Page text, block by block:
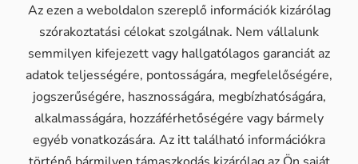
Az ezen a weboldalon szereplő információk kizárólag
szórakoztatási célokat szolgálnak. Nem vállalunk
semmilyen kifejezett vagy hallgatólagos garanciát az
adatok teljességére, pontosságára, megfelelőségére,
jogszerűségére, hasznosságára, megbízhatóságára,
alkalmasságára, hozzáférhetőségére vagy bármely
egyéb vonatkozására. Az itt található információkra